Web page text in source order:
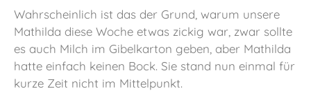
Wahrscheinlich ist das der Grund, warum unsere
Mathilda diese Woche etwas zickig war, zwar sollte
es auch Milch im Gibelkarton geben, aber Mathilda
hatte einfach keinen Bock. Sie stand nun einmal für
kurze Zeit nicht im Mittelpunkt.